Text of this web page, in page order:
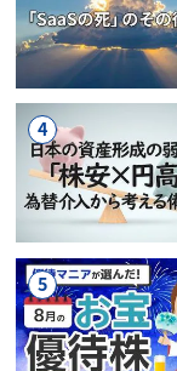
4
5